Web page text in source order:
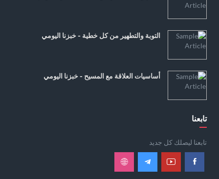
التوبة والتطهير من كل خطية - خبزنا اليومي
أساسيات العلاقة مع المسيح - خبزنا اليومي
تابعنا
تابعنا ليصلك كل جديد